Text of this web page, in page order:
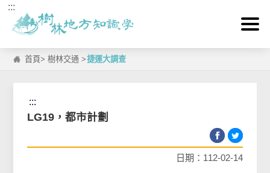
跳到主要內容區塊
:::
首頁>樹林交通 >捷運大調查
:::
LG19，都市計劃
日期：112-02-14